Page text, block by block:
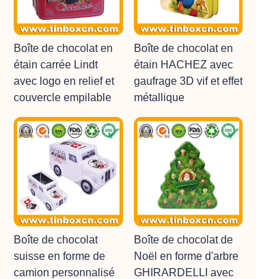
Boîte de chocolat en
étain carrée Lindt
avec logo en relief et
couvercle empilable
Boîte de chocolat en
étain HACHEZ avec
gaufrage 3D vif et effet
métallique
Boîte de chocolat
suisse en forme de
camion personnalisé
Boîte de chocolat de
Noël en forme d'arbre
GHIRARDELLI avec